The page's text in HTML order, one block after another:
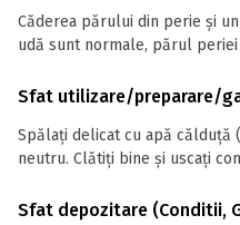
Căderea părului din perie și
udă sunt normale, părul
Sfat utilizare/preparare/
Spălați delicat cu apă călduță
neutru. Clătiți bine și uscați
Sfat depozitare (Conditii,